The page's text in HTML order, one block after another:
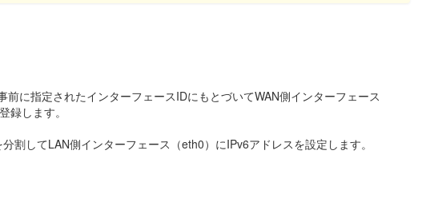
に指定されたインターフェースIDにもとづいてWAN側インターフェース
します。
してLAN側インターフェース（eth0）にIPv6アドレスを設定します。